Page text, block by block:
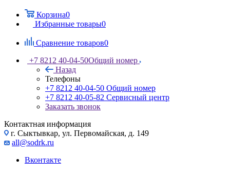
Корзина0
Избранные товары0
Сравнение товаров0
+7 8212 40-04-50Общий номер
Назад
Телефоны
+7 8212 40-04-50 Общий номер
+7 8212 40-05-82 Сервисный центр
Заказать звонок
Контактная информация
г. Сыктывкар, ул. Первомайская, д. 149
all@sodrk.ru
Вконтакте